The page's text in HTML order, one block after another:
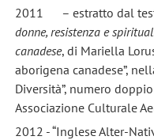
2011 – estratto dal
donne, resistenza e
canadese, di Mariella
aborigena canadese”,
Diversità”, numero
Associazione Culturale
2012 - “Inglese Alter-